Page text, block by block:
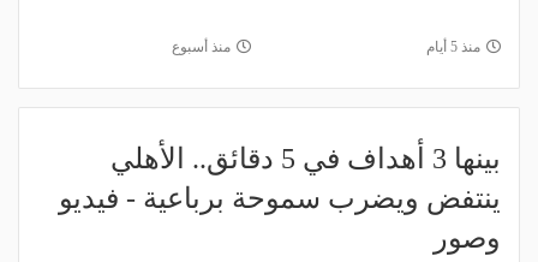
منذ 5 أيام منذ أسبوع
بينها 3 أهداف في 5 دقائق.. الأهلي
ينتفض ويضرب سموحة برباعية - فيديو
وصور